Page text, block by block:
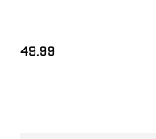
49.99